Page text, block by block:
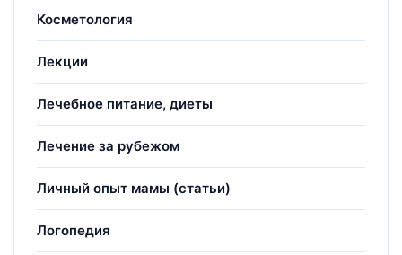
Косметология
Лекции
Лечебное питание, диеты
Лечение за рубежом
Личный опыт мамы (статьи)
Логопедия